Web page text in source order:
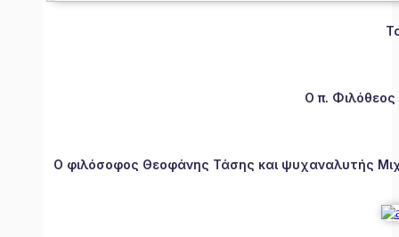
Ο π.
Ο φιλόσοφος Θεοφάνης Τάσης και ψυχαναλυτής